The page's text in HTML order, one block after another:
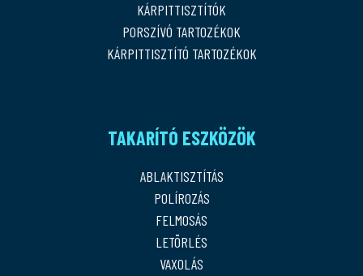
KÁRPITTISZTÍTÓK
PORSZÍVÓ TARTOZÉKOK
KÁRPITTISZTÍTÓ TARTOZÉKOK
TAKARÍTÓ ESZKÖZÖK
ABLAKTISZTÍTÁS
POLÍROZÁS
FELMOSÁS
LETÖRLÉS
VAXOLÁS